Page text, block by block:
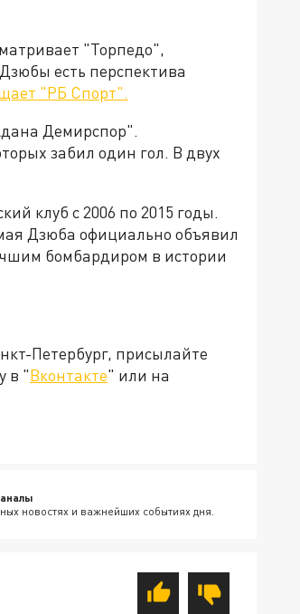
"Торпедо",
есть перспектива
"РБ Спорт".
Демирспор".
забил один гол. В двух
клуб с 2006 по 2015 годы.
Дзюба официально объявил
бомбардиром в истории
Петербург, присылайте
в "Вконтакте" или на
новостях и важнейших событиях дня.